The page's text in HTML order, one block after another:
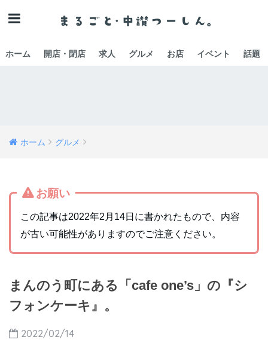
ホーム 開店・閉店 求人 グルメ お店 イベント 話題
ホーム グルメ
お願い
この記事は2022年2月14日に書かれたもので、内容
が古い可能性がありますのでご注意ください。
まんのう町にある「cafe one’s」の『シ
フォンケーキ』。
2022/02/14